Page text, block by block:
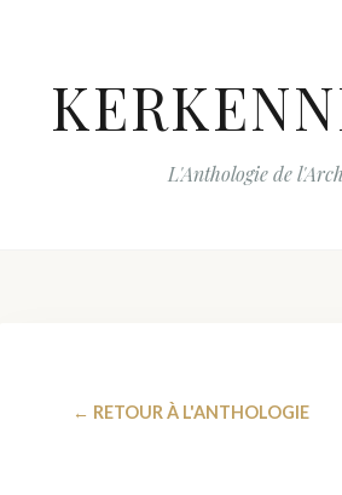
L'Anthologie de
← RETOUR À L'ANTHOLOGIE